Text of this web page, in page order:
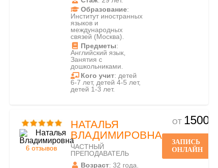
Образование:
Институт иностранных
языков и
международных
связей (Москва).
Предметы:
Английский язык,
Занятия с
дошкольниками.
Кого учит: детей
6-7 лет, детей 4-5 лет,
детей 1-3 лет.
6 отзывов
НАТАЛЬЯ
ВЛАДИМИРОВНА
ЧАСТНЫЙ
ПРЕПОДАВАТЕЛЬ
Возраст: 32 года.
ОТ 1500
ЗАПИСЬ
ОНЛАЙН